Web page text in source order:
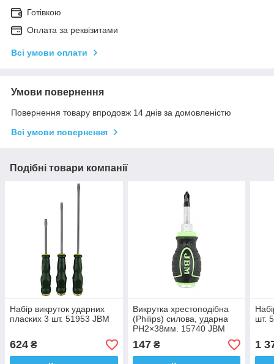
Готівкою
Оплата за реквізитами
Всі умови оплати
Умови повернення
Повернення товару впродовж 14 днів за домовленістю
Всі умови повернення
Подібні товари компанії
Набір викруток ударних
пласких 3 шт. 51953 JBM
624 ₴
Викрутка хрестоподібна
(Philips) силова, ударна
PH2×38мм. 15740 JBM
147₴
шт.
1